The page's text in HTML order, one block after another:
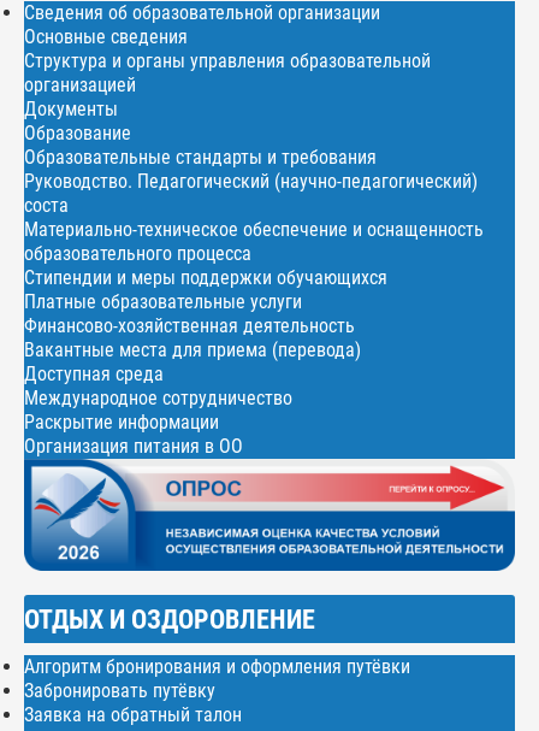
Сведения об образовательной организации
Основные сведения
Структура и органы управления образовательной
организацией
Документы
Образование
Образовательные стандарты и требования
Руководство. Педагогический (научно-педагогический)
соста
Материально-техническое обеспечение и оснащенность
образовательного процесса
Стипендии и меры поддержки обучающихся
Платные образовательные услуги
Финансово-хозяйственная деятельность
Вакантные места для приема (перевода)
Доступная среда
Международное сотрудничество
Раскрытие информации
Организация питания в ОО
ОТДЫХ И ОЗДОРОВЛЕНИЕ
Алгоритм бронирования и оформления путёвки
Забронировать путёвку
Заявка на обратный талон